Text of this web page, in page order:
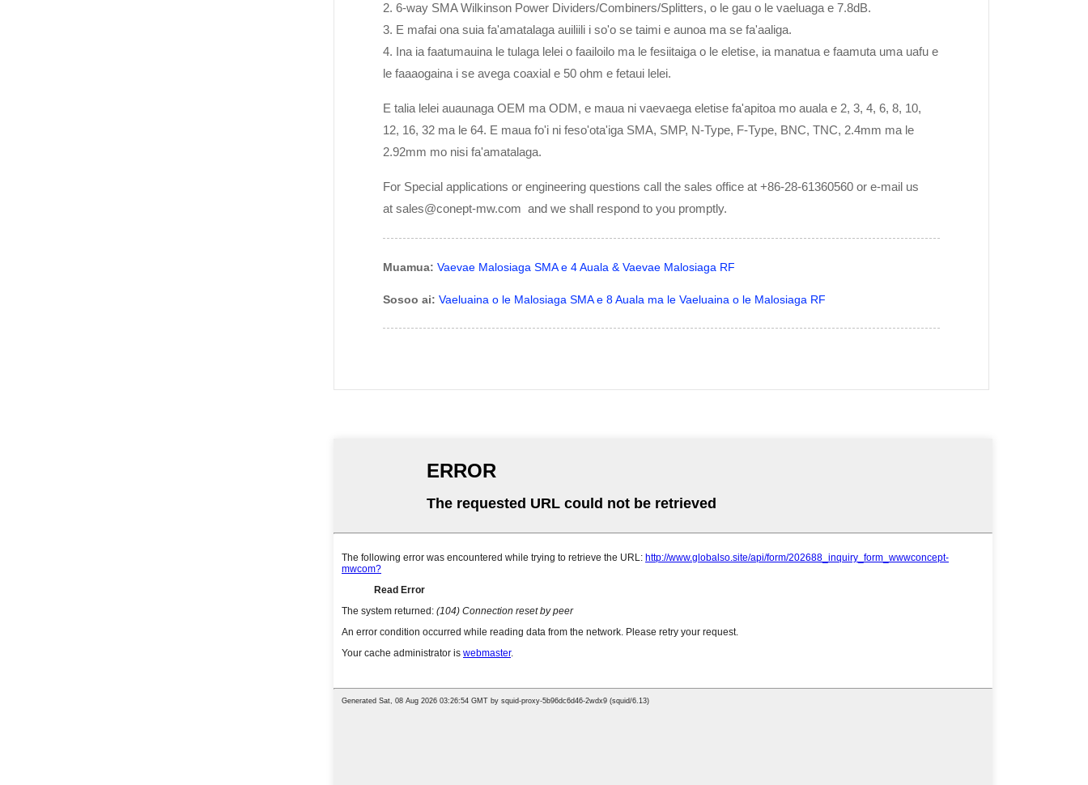
2. 6-way SMA Wilkinson Power Dividers/Combiners/Splitters, o le gau o le vaeluaga e 7.8dB.
3. E mafai ona suia fa'amatalaga auiliili i so'o se taimi e aunoa ma se fa'aaliga.
4. Ina ia faatumauina le tulaga lelei o faailoilo ma le fesiitaiga o le eletise, ia manatua e faamuta uma uafu e
le faaaogaina i se avega coaxial e 50 ohm e fetaui lelei.
E talia lelei auaunaga OEM ma ODM, e maua ni vaevaega eletise fa'apitoa mo auala e 2, 3, 4, 6, 8, 10,
12, 16, 32 ma le 64. E maua fo'i ni feso'ota'iga SMA, SMP, N-Type, F-Type, BNC, TNC, 2.4mm ma le
2.92mm mo nisi fa'amatalaga.
For Special applications or engineering questions call the sales office at +86-28-61360560 or e-mail us
at sales@conept-mw.com and we shall respond to you promptly.
Muamua: Vaevae Malosiaga SMA e 4 Auala & Vaevae Malosiaga RF
Sosoo ai: Vaeluaina o le Malosiaga SMA e 8 Auala ma le Vaeluaina o le Malosiaga RF